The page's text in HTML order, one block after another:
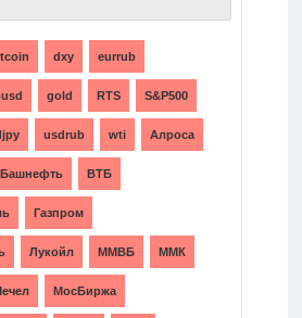
dxy eurrub
gold RTS S&P500
usdrub wti Алроса
Башнефть ВТБ
Газпром
Лукойл ММВБ ММК
МосБиржа